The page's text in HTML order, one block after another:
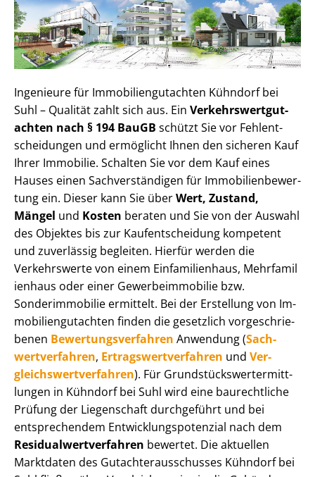
Ingenieure für Im­mo­bi­li­en­gut­ach­ten Kühndorf bei
Suhl – Qualität zahlt sich aus. Ein Ver­kehrs­wert­gut­
ach­ten nach § 194 BauGB schützt Sie vor Fehl­ent­
schei­dun­gen und ermöglicht Ihnen den sicheren Kauf
Ihrer Immobilie. Schalten Sie vor dem Kauf eines
Hauses einen Sach­ver­stän­di­gen für Im­mo­bi­li­en­be­wer­
tung ein. Dieser kann Sie überWert, Zustand,
Mängel und Kosten beraten und Sie von der Auswahl
des Objektes bis zur Kauf­ent­schei­dung kompetent
und zuverlässig begleiten. Hierfür werden die
Verkehrswerte von einem Einfamilienhaus, Mehr­fa­mi­l
i­en­haus oder einer Ge­wer­be­im­mo­bi­lie bzw.
Sonderimmobilie ermittelt. Bei der Erstellung von Im­
mo­bi­li­en­gut­ach­ten finden die gesetzlich vor­ge­schrie­
be­nen Be­wer­tungs­ver­fah­ren Anwendung (Sach­
wert­ver­fah­ren, Er­trags­wert­ver­fah­ren und Ver­
gleichs­wert­ver­fah­ren). Für Grund­stücks­wert­ermitt­
lun­gen in Kühndorf bei Suhl wird eine baurechtliche
Prüfung der Liegenschaft durchgeführt und bei
entsprechendem Ent­wick­lungs­po­ten­zi­al nach dem
Re­si­du­al­wert­ver­fah­ren bewertet. Die aktuellen
Marktdaten des Gut­ach­ter­aus­schus­ses Kühndorf bei